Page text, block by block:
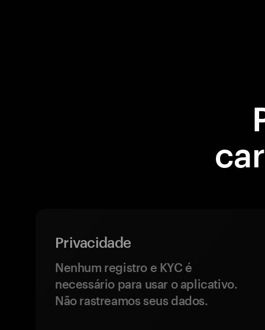
Privacidade
Nenhum registro e KYC é
necessário para usar o aplicativo.
Não rastreamos seus dados.